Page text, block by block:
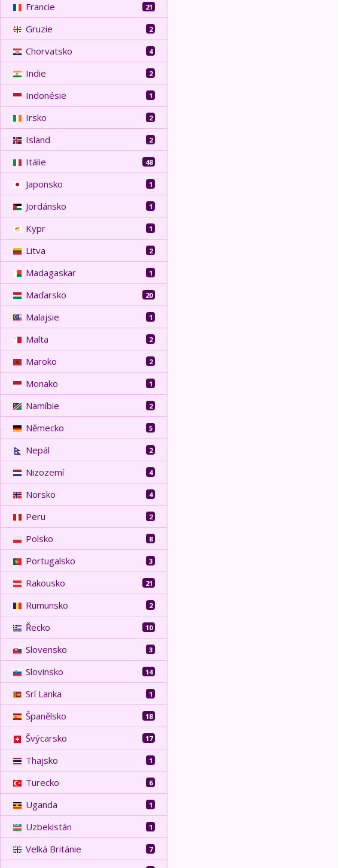
Francie 21
Gruzie 2
Chorvatsko 4
Indie 2
Indonésie 1
Irsko 2
Island 2
Itálie 48
Japonsko 1
Jordánsko 1
Kypr 1
Litva 2
Madagaskar 1
Maďarsko 20
Malajsie 1
Malta 2
Maroko 2
Monako 1
Namíbie 2
Německo 5
Nepál 2
Nizozemí 4
Norsko 4
Peru 2
Polsko 8
Portugalsko 3
Rakousko 21
Rumunsko 2
Řecko 10
Slovensko 3
Slovinsko 14
Srí Lanka 1
Španělsko 18
Švýcarsko 17
Thajsko 1
Turecko 6
Uganda 1
Uzbekistán 1
Velká Británie 7